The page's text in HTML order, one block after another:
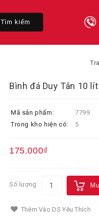
Tìm kiếm
Bình đá Duy Tân 10
Mã sản phẩm:
7799
Trong kho hiện có:
5
175.000₫
Số lượng
Thêm Vào DS Yêu Thích